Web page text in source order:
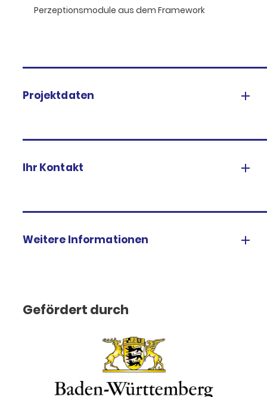
Perzeptionsmodule aus dem Framework
Projektdaten
Ihr Kontakt
Weitere Informationen
Gefördert durch